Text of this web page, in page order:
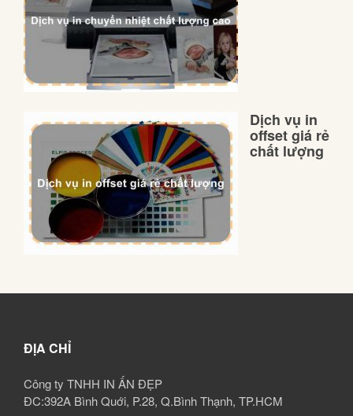
Dịch vụ in
offset giá rẻ
chất lượng
ĐỊA CHỈ
Công ty TNHH IN ẤN ĐẸP
ĐC:392A Bình Quới, P.28, Q.Bình Thạnh, TP.HCM